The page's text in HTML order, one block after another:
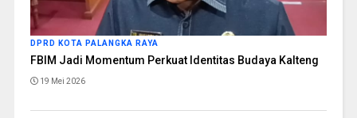
DPRD KOTA PALANGKA RAYA
FBIM Jadi Momentum Perkuat Identitas Budaya Kalteng
19 Mei 2026